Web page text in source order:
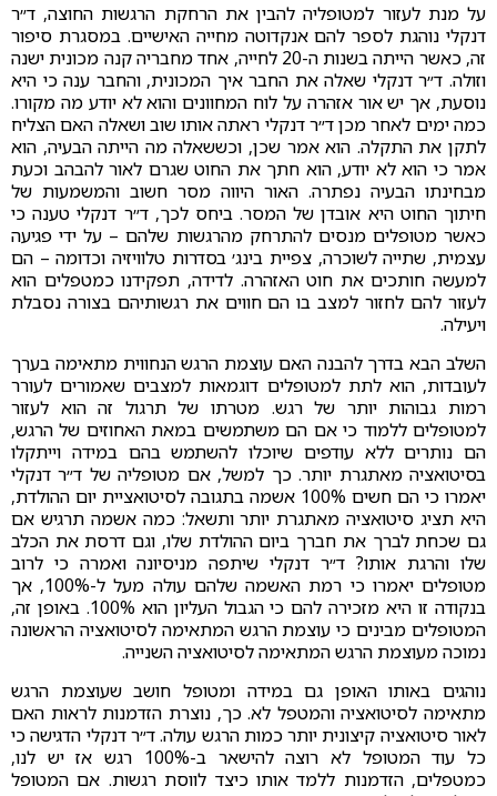
על מנת לעזור למטופליה להבין את הרחקת הרגשות החוצה, ד״ר
דנקלי נוהגת לספר להם אנקדוטה מחייה האישיים. במסגרת סיפור
זה, כאשר הייתה בשנות ה-20 לחייה, אחד מחבריה קנה מכונית ישנה
וזולה. ד״ר דנקלי שאלה את החבר איך המכונית, והחבר ענה כי היא
נוסעת, אך יש אור אזהרה על לוח המחוונים והוא לא יודע מה מקורו.
כמה ימים לאחר מכן ד״ר דנקלי ראתה אותו שוב ושאלה האם הצליח
לתקן את התקלה. הוא אמר שכן, וכששאלה מה הייתה הבעיה, הוא
אמר כי הוא לא יודע, הוא חתך את החוט שגרם לאור להבהב וכעת
מבחינתו הבעיה נפתרה. האור היווה מסר חשוב והמשמעות של
חיתוך החוט היא אובדן של המסר. ביחס לכך, ד״ר דנקלי טענה כי
כאשר מטופלים מנסים להתרחק מהרגשות שלהם – על ידי פגיעה
עצמית, שתייה לשוכרה, צפיית בינג׳ בסדרות טלוויזיה וכדומה – הם
למעשה חותכים את חוט האזהרה. לדידה, תפקידנו כמטפלים הוא
לעזור להם לחזור למצב בו הם חווים את רגשותיהם בצורה נסבלת
ויעילה.
השלב הבא בדרך להבנה האם עוצמת הרגש הנחווית מתאימה בערך
לעובדות, הוא לתת למטופלים דוגמאות למצבים שאמורים לעורר
רמות גבוהות יותר של רגש. מטרתו של תרגול זה הוא לעזור
למטופלים ללמוד כי אם הם משתמשים במאת האחוזים של הרגש,
הם נותרים ללא עודפים שיוכלו להשתמש בהם במידה וייתקלו
בסיטואציה מאתגרת יותר. כך למשל, אם מטופליה של ד״ר דנקלי
יאמרו כי הם חשים 100% אשמה בתגובה לסיטואציית יום ההולדת,
היא תציג סיטואציה מאתגרת יותר ותשאל: כמה אשמה תרגיש אם
גם שכחת לברך את חברך ביום ההולדת שלו, וגם דרסת את הכלב
שלו והרגת אותו? ד״ר דנקלי שיתפה מניסיונה ואמרה כי לרוב
מטופלים יאמרו כי רמת האשמה שלהם עולה מעל ל-100%, אך
בנקודה זו היא מזכירה להם כי הגבול העליון הוא 100%. באופן זה,
המטופלים מבינים כי עוצמת הרגש המתאימה לסיטואציה הראשונה
נמוכה מעוצמת הרגש המתאימה לסיטואציה השנייה.
נוהגים באותו האופן גם במידה ומטופל חושב שעוצמת הרגש
מתאימה לסיטואציה והמטפל לא. כך, נוצרת הזדמנות לראות האם
לאור סיטואציה קיצונית יותר כמות הרגש עולה. ד״ר דנקלי הדגישה כי
כל עוד המטופל לא רוצה להישאר ב-100% רגש אז יש לנו,
כמטפלים, הזדמנות ללמד אותו כיצד לווסת רגשות. אם המטופל